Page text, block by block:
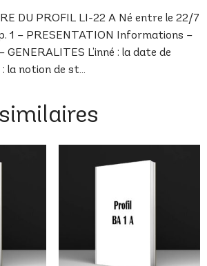
DU PROFIL LI-22 A Né entre le 22/7
1 – PRESENTATION Informations –
GENERALITES L’inné : la date de
: la notion de st…